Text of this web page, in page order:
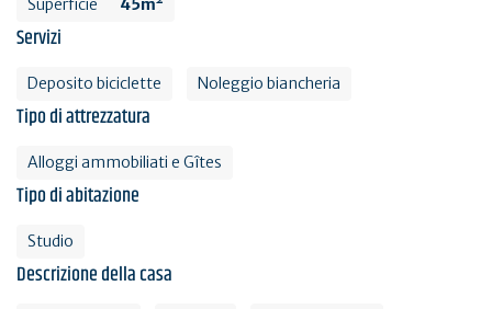
Superficie 45m²
Servizi
Deposito biciclette Noleggio biancheria
Tipo di attrezzatura
Alloggi ammobiliati e Gîtes
Tipo di abitazione
Studio
Descrizione della casa